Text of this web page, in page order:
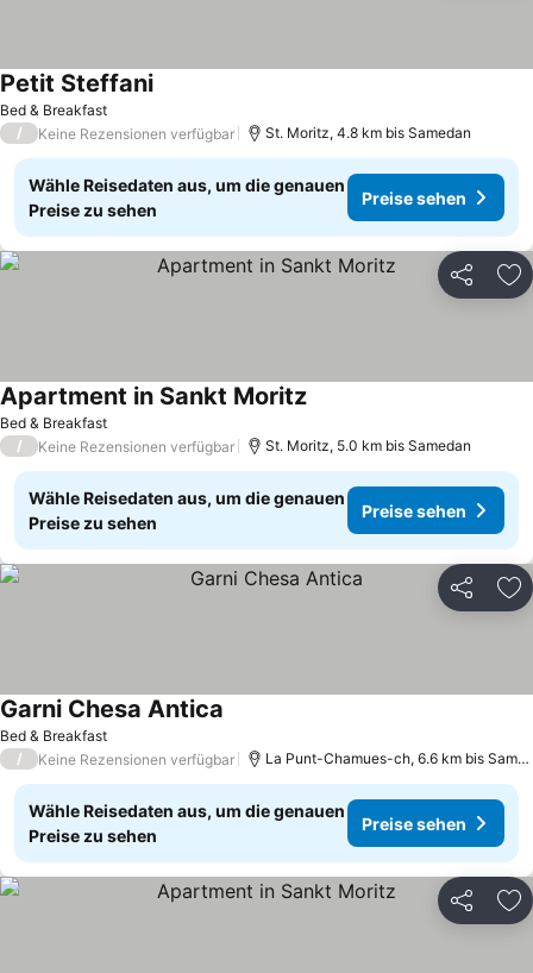
Bed & Breakfast
Petit Steffani
/ Keine Rezensionen verfügbar St. Moritz, 4.8 km bis Samedan
Wähle Reisedaten aus, um die genauen
Preise zu sehen
Preise sehen
Teilen
Bed & Breakfast
Apartment in Sankt Moritz
/ Keine Rezensionen verfügbar St. Moritz, 5.0 km bis Samedan
Wähle Reisedaten aus, um die genauen
Preise zu sehen
Preise sehen
Teilen
Bed & Breakfast
Garni Chesa Antica
/ Keine Rezensionen verfügbar La Punt-Chamues-ch, 6.6 km bis Samedan
Wähle Reisedaten aus, um die genauen
Preise zu sehen
Preise sehen
Teilen